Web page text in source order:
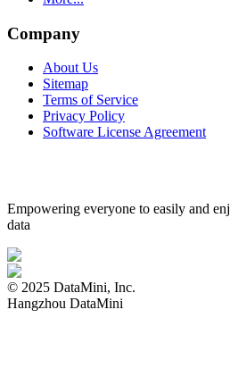
Company
About Us
Sitemap
Terms of Service
Privacy Policy
Software License Agreement
Empowering everyone to easily and
data
© 2025 DataMini, Inc.
Hangzhou DataMini